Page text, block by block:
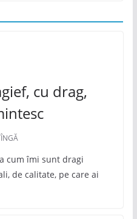
cu drag,
cum îmi sunt dragi
de calitate, pe care ai